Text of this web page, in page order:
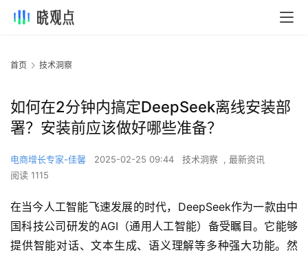
首页 技术洞察
如何在2分钟内搞定DeepSeek离线安装部
署？安装前应该做好哪些准备？
电商增长专家-佳馨 2025-02-25 09:44 技术洞察 , 最新资讯
阅读 1115
在当今人工智能飞速发展的时代，DeepSeek作为一款由中
国科技公司研发的AGI（通用人工智能）备受瞩目。它能够
提供智能对话、文本生成、语义理解等多种强大功能。然